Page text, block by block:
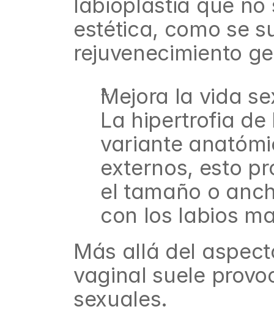
estética, como se
rejuvenecimiento
Mejora la vida
La hipertrofia de
variante
externos, esto
el tamaño o
con los labios
Más allá del
vaginal suele
sexuales.